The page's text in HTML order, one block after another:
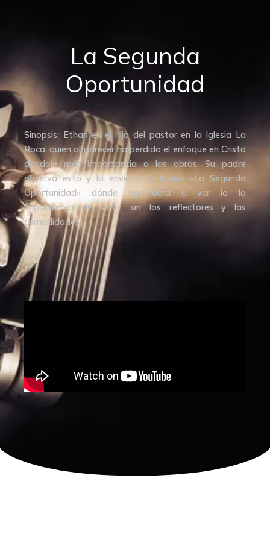
La Segunda
Oportunidad
Sinopsis: Ethan es el hijo del pastor en la Iglesia La
Roca, quién al parecer ha perdido el enfoque en Cristo
dandole más importancia a las obras. Su padre
observa esto y lo envía a la Iglesia «La Segunda
Oportunidad» dónde aprenderá a ver lo la
importancia de servir sin los reflectores y las
comodidades.